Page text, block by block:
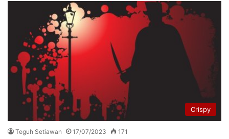
Crispy
Teguh Setiawan 17/07/2023 171